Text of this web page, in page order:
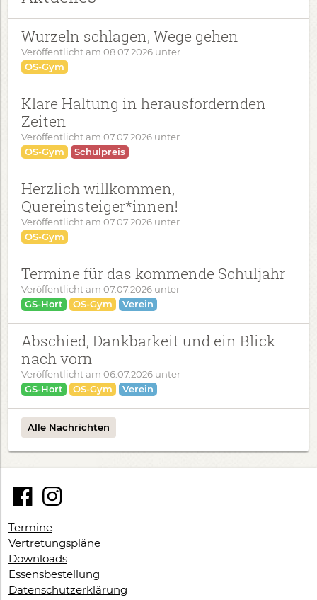
Wurzeln schlagen, Wege gehen
Veröffentlicht am 08.07.2026 unter
OS-Gym
Klare Haltung in herausfordernden
Zeiten
Veröffentlicht am 07.07.2026 unter
OS-Gym
Schulpreis
Herzlich willkommen,
Quereinsteiger*innen!
Veröffentlicht am 07.07.2026 unter
OS-Gym
Termine für das kommende Schuljahr
Veröffentlicht am 07.07.2026 unter
GS-Hort
OS-Gym Verein
Abschied, Dankbarkeit und ein Blick
nach vorn
Veröffentlicht am 06.07.2026 unter
GS-Hort
OS-Gym Verein
Alle Nachrichten
Termine
Vertretungspläne
Downloads
Essensbestellung
Datenschutzerklärung